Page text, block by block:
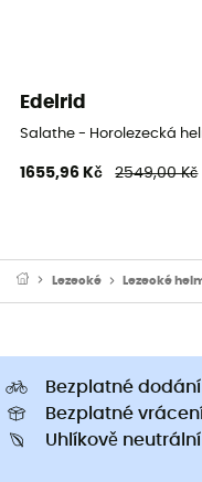
Edelrid
Salathe - Horolezecká
1655,96 Kč 2549,00 Kč
Lezecké Lezecké
Bezplatné
Bezplatné
Uhlíkově neutrální